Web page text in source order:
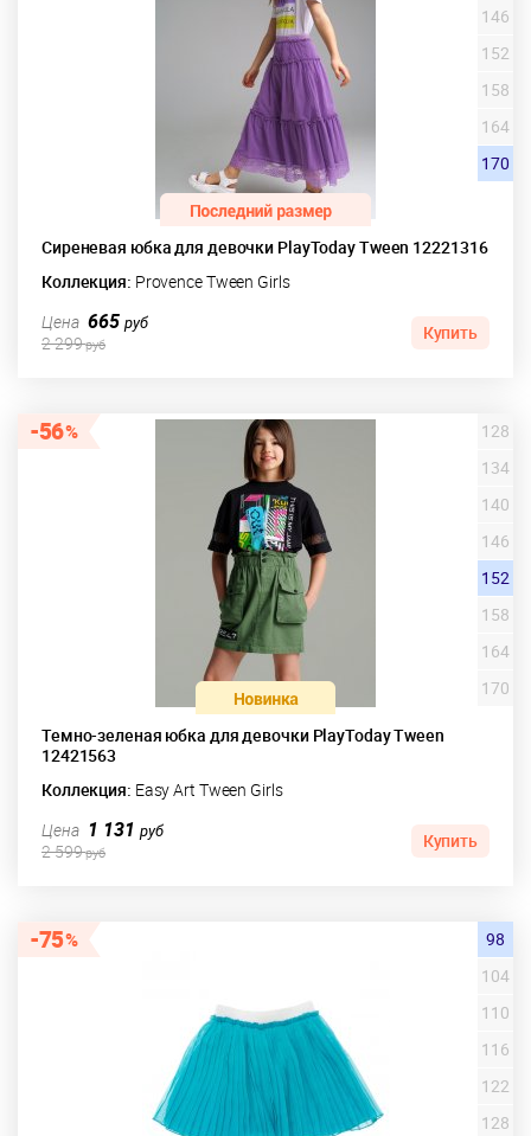
Сиреневая юбка для девочки PlayToday Tween 12221316
Коллекция: Provence Tween Girls
146
152
158
164
170
Цена 665руб
2 299руб
Купить
56
Темно-зеленая юбка для девочки PlayToday Tween
12421563
Коллекция: Easy Art Tween Girls
128
134
140
146
152
158
164
170
Цена 1 131 руб
2 599руб
Купить
75
98
104
110
116
122
128